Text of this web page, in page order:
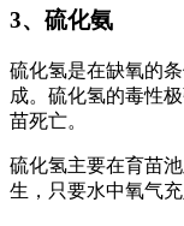
3、硫化氨
硫化氢是在缺氧的
成。硫化氢的毒性
苗死亡。
硫化氢主要在育苗
生，只要水中氧气